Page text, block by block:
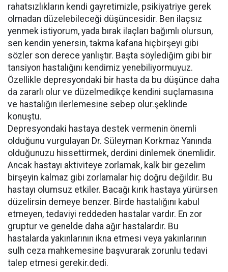
rahatsızlıkların kendi gayretimizle, psikiyatriye gerek
olmadan düzelebileceği düşüncesidir. Ben ilaçsız
yenmek istiyorum, yada bırak ilaçları bağımlı olursun,
sen kendin yenersin, takma kafana hiçbirşeyi gibi
sözler son derece yanlıştır. Başta söylediğim gibi bir
tansiyon hastalığını kendimiz yenebiliyormuyuz.
Özellikle depresyondaki bir hasta da bu düşünce daha
da zararlı olur ve düzelmedikçe kendini suçlamasına
ve hastalığın ilerlemesine sebep olur.şeklinde
konuştu.
Depresyondaki hastaya destek vermenin önemli
olduğunu vurgulayan Dr. Süleyman Korkmaz Yanında
olduğunuzu hissettirmek, derdini dinlemek önemlidir.
Ancak hastayı aktiviteye zorlamak, kalk bir gezelim
birşeyin kalmaz gibi zorlamalar hiç doğru değildir. Bu
hastayı olumsuz etkiler. Bacağı kırık hastaya yürürsen
düzelirsin demeye benzer. Birde hastalığını kabul
etmeyen, tedaviyi reddeden hastalar vardır. En zor
gruptur ve genelde daha ağır hastalardır. Bu
hastalarda yakınlarının ikna etmesi veya yakınlarının
sulh ceza mahkemesine başvurarak zorunlu tedavi
talep etmesi gerekir.dedi.